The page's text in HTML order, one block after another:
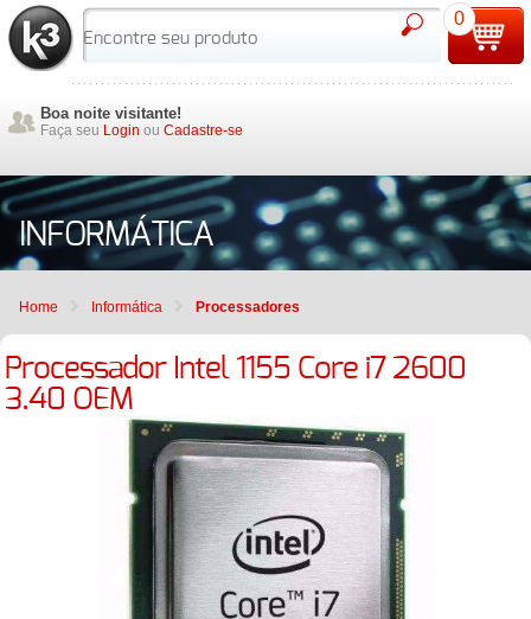
Boa noite visitante!
Faça seu Login ou Cadastre-se
0
INFORMÁTICA
Home Informática Processadores
Processador Intel 1155 Core i7 2600
3.40 OEM